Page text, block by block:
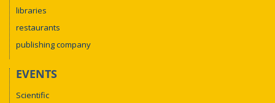
libraries
restaurants
publishing company
EVENTS
Scientific